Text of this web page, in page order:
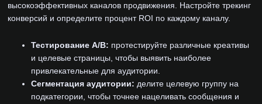
высокоэффективных каналов продвижения. Настройте трекинг
конверсий и определите процент ROI по каждому каналу.
Тестирование A/B: протестируйте различные креативы
и целевые страницы, чтобы выявить наиболее
привлекательные для аудитории.
Сегментация аудитории: делите целевую группу на
подкатегории, чтобы точнее нацеливать сообщения и